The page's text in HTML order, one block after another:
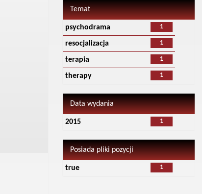
Temat
1
psychodrama
1
resocjalizacja
1
terapia
1
therapy
Data wydania
1
2015
Posiada pliki pozycji
1
true